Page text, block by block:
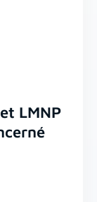
LMNP